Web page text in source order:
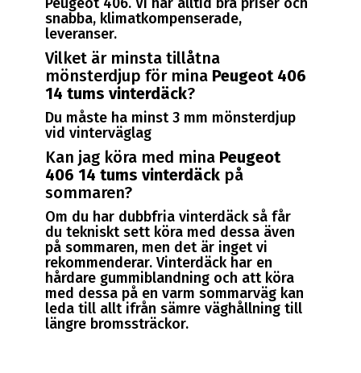
snabba, klimatkompenserade,
leveranser.
Vilket är minsta tillåtna
mönsterdjup för mina Peugeot 406
14 tums vinterdäck?
Du måste ha minst 3 mm mönsterdjup
vid vinterväglag
Kan jag köra med mina Peugeot
406 14 tums vinterdäck på
sommaren?
Om du har dubbfria vinterdäck så får
du tekniskt sett köra med dessa även
på sommaren, men det är inget vi
rekommenderar. Vinterdäck har en
hårdare gummiblandning och att köra
med dessa på en varm sommarväg kan
leda till allt ifrån sämre väghållning till
längre bromssträckor.